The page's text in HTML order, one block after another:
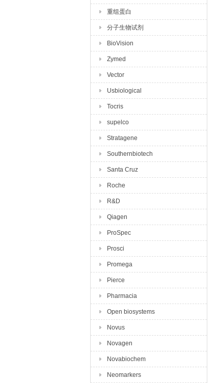
重组蛋白
分子生物试剂
BioVision
Zymed
Vector
Usbiological
Tocris
supelco
Stratagene
Southernbiotech
Santa Cruz
Roche
R&D
Qiagen
ProSpec
Prosci
Promega
Pierce
Pharmacia
Open biosystems
Novus
Novagen
Novabiochem
Neomarkers